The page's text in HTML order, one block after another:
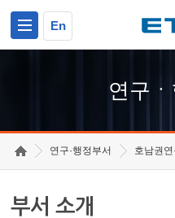
En
연구
연구·행정부서 호남권연
부서 소개